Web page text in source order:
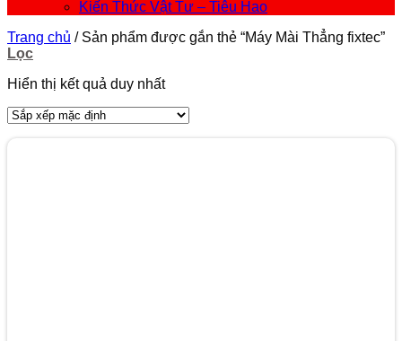
Kiến Thức Vật Tư – Tiêu Hao
Trang chủ /Sản phẩm được gắn thẻ “Máy Mài Thẳng fixtec”
Lọc
Hiển thị kết quả duy nhất